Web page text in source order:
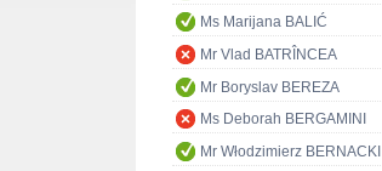
Ms Marijana BALIĆ
Mr Vlad BATRÎNCEA
Mr Boryslav BEREZA
Ms Deborah BERGAMINI
Mr Włodzimierz BERNACKI